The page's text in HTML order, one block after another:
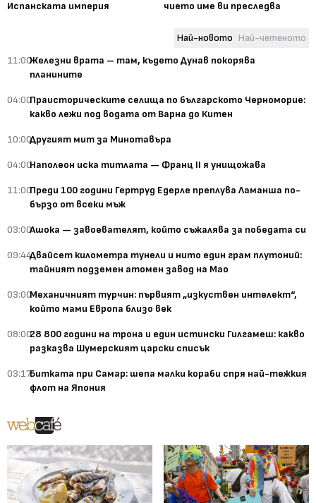
Испанската империя
чието име ви преследва
Най-новото Най-четеното
11:00Железни врата – там, където Дунав покорява
планините
04:00Праисторическите селища по българското Черноморие:
какво лежи под водата от Варна до Китен
10:00Другият мит за Минотавъра
04:00Наполеон иска титлата — Франц II я унищожава
11:00Преди 100 години Гертруд Едерле преплува Ламанша по-
бързо от всеки мъж
03:00Ашока — завоевателят, който съжалява за победата си
09:44Двайсет километра тунели и нито един грам плутоний:
тайният подземен атомен завод на Мао
03:00Механичният турчин: първият „изкуствен интелект“,
който мами Европа близо век
08:0028 800 години на трона и един истински Гилгамеш: какво
разказва Шумерският царски списък
03:17Битката при Самар: шепа малки кораби спря най-тежкия
флот на Япония